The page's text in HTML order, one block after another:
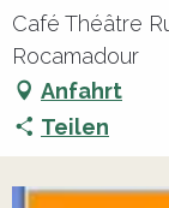
Café Théâtre
Rocamadour
Anfahrt
Teilen